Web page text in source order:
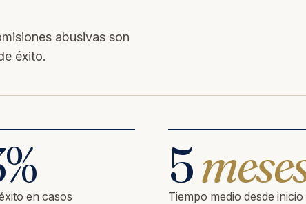
abusivas son
éxito.
%
en casos
5
Tiempo medio desde inicio